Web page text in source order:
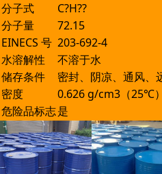
分子式
C?H??
分子量
72.15
EINECS 号 203-692-4
水溶解性
不溶于水
储存条件
密封、阴凉、通风、
密度
0.626 g/cm3（25℃）
危险品标志是